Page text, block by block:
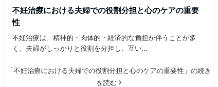
不妊治療における夫婦での役割分担と心のケアの重要
性
不妊治療は、精神的・肉体的・経済的な負担が伴うことが多
く、夫婦がしっかりと役割を分担し、互い…
「不妊治療における夫婦での役割分担と心のケアの重要性」の続き
を読む